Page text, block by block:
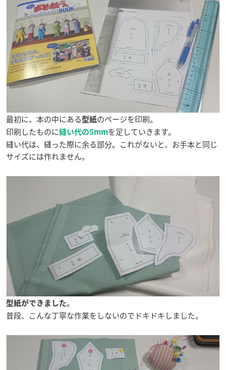
最初に、本の中にある型紙のページを印刷。
印刷したものに縫い代の5mmを足していきます。
縫い代は、縫った際に余る部分。これがないと、お手本と同じ
サイズには作れません。
型紙ができました。
普段、こんな丁寧な作業をしないのでドキドキしました。